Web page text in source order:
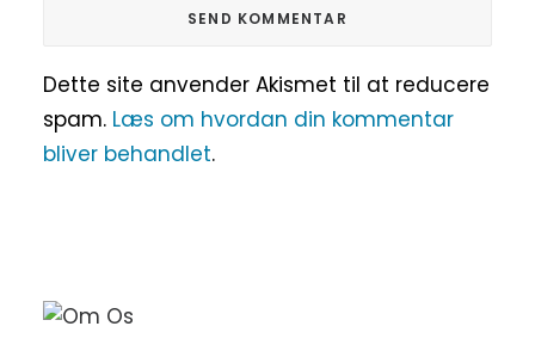
Dette site anvender Akismet til at reducere
spam. Læs om hvordan din kommentar
bliver behandlet.